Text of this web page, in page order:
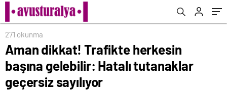
271 okunma
Aman dikkat! Trafikte herkesin
başına gelebilir: Hatalı tutanaklar
geçersiz sayılıyor